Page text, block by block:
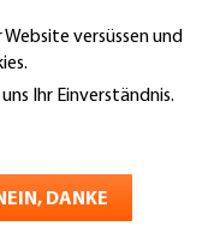
versüssen und
Ihr Einverständnis.
DANKE